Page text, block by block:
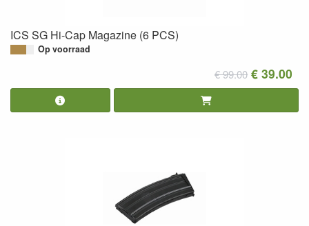
ICS SG Hi-Cap Magazine (6 PCS)
Op voorraad
€ 99.00 € 39.00